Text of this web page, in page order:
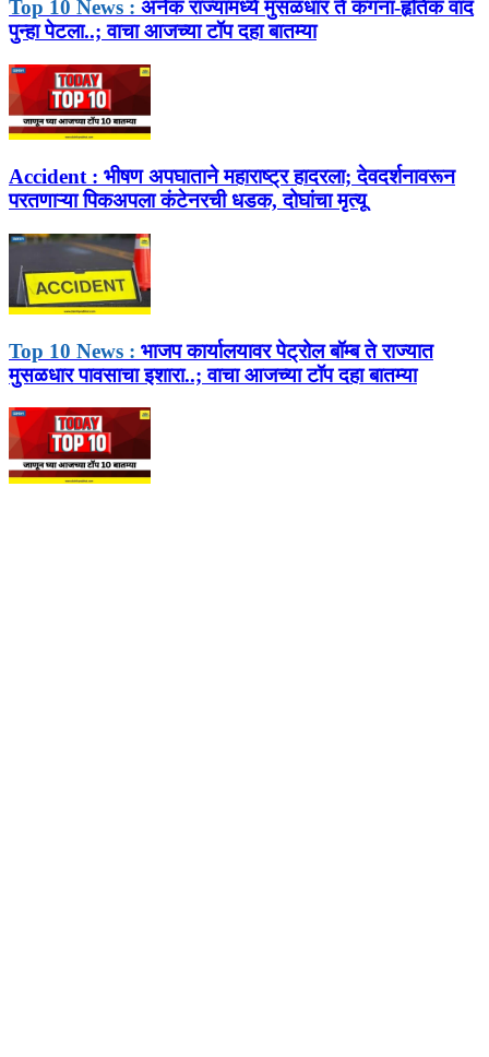
Top 10 News : अनेक राज्यांमध्ये मुसळधार ते कंगना-हृतिक वाद
पुन्हा पेटला..; वाचा आजच्या टॉप दहा बातम्या
Accident : भीषण अपघाताने महाराष्ट्र हादरला; देवदर्शनावरून
परतणाऱ्या पिकअपला कंटेनरची धडक, दोघांचा मृत्यू
Top 10 News : भाजप कार्यालयावर पेट्रोल बॉम्ब ते राज्यात
मुसळधार पावसाचा इशारा..; वाचा आजच्या टॉप दहा बातम्या